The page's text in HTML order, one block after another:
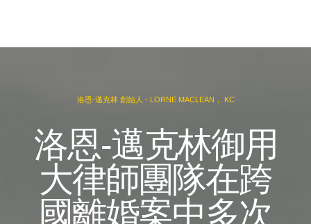
洛恩-邁克林 創始人 - LORNE MACLEAN， KC
洛恩-邁克林御用
大律師團隊在跨
國離婚案中多次